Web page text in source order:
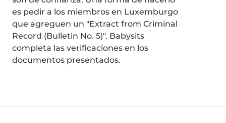
es pedir a los miembros en Luxemburgo
que agreguen un "Extract from Criminal
Record (Bulletin No. 5)". Babysits
completa las verificaciones en los
documentos presentados.